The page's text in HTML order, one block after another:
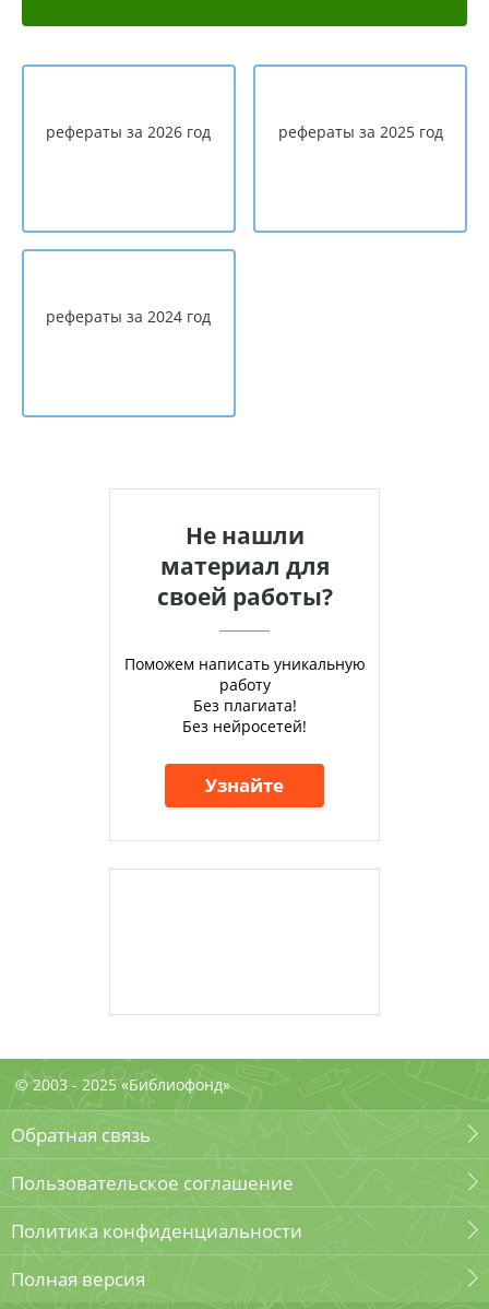
рефераты за 2026 год рефераты за 2025 год
рефераты за 2024 год
Не нашли
материал для
своей работы?
Поможем написать уникальную
работу
Без плагиата!
Без нейросетей!
Узнайте
© 2003 - 2025 «Библиофонд»
Обратная связь
Пользовательское соглашение
Политика конфиденциальности
Полная версия